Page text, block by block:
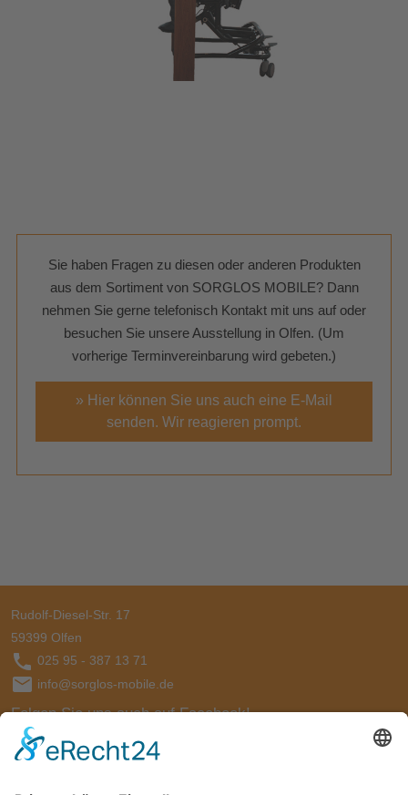
Sie haben Fragen zu diesen oder anderen Produkten
aus dem Sortiment von SORGLOS MOBILE? Dann
nehmen Sie gerne telefonisch Kontakt mit uns auf oder
besuchen Sie unsere Ausstellung in Olfen. (Um
vorherige Terminvereinbarung wird gebeten.)
» Hier können Sie uns auch eine E-Mail
senden. Wir reagieren prompt.
Rudolf-Diesel-Str. 17
59399 Olfen
025 95 - 387 13 71
info@sorglos-mobile.de
Folgen Sie uns auch auf Facebook!